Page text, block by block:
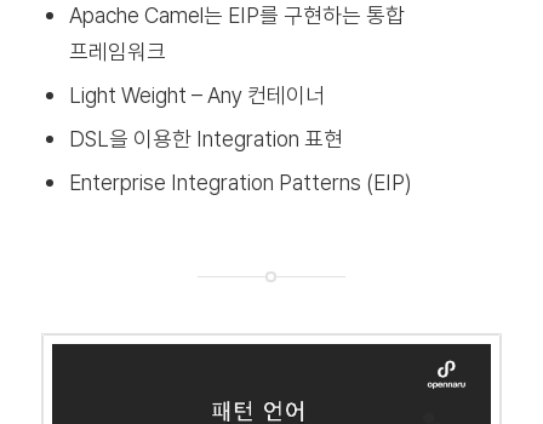
Apache Camel는 EIP를 구현하는 통합
프레임워크
Light Weight – Any 컨테이너
DSL을 이용한 Integration 표현
Enterprise Integration Patterns (EIP)